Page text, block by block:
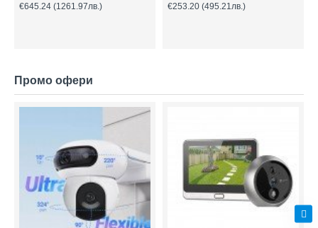
€645.24 (1261.97лв.) €253.20 (495.21лв.)
Промо офери